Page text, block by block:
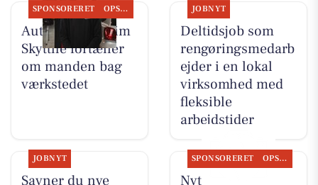
SPONSORERET OPSLAGSTAVLEN
Autotekniker Kim
Skytthe fortæller
om manden bag
værkstedet
JOBNYT
Deltidsjob som
rengøringsmedarb
ejder i en lokal
virksomhed med
fleksible
arbejdstider
JOBNYT
Savner du nye
SPONSORERET OPSLAGSTAVLEN
Nyt fra